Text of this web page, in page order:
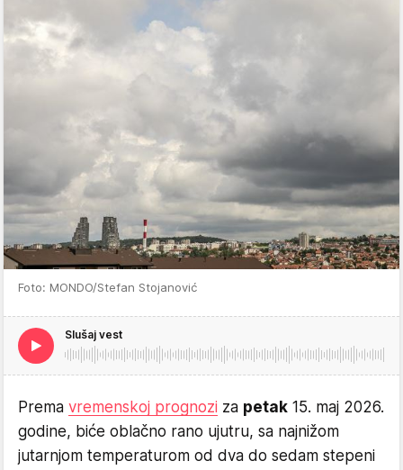
Foto: MONDO/Stefan Stojanović
Slušaj vest
Prema vremenskoj prognozi za petak 15. maj 2026.
godine, biće oblačno rano ujutru, sa najnižom
jutarnjom temperaturom od dva do sedam stepeni